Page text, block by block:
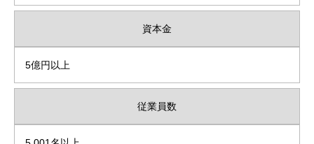
資本金
5億円以上
従業員数